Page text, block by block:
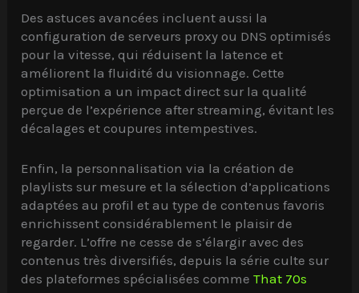
Des astuces avancées incluent aussi la
configuration de serveurs proxy ou DNS optimisés
pour la vitesse, qui réduisent la latence et
améliorent la fluidité du visionnage. Cette
optimisation a un impact direct sur la qualité
perçue de l’expérience after streaming, évitant les
décalages et coupures intempestives.
Enfin, la personnalisation via la création de
playlists sur mesure et la sélection d’applications
adaptées au profil et au type de contenus favoris
enrichissent considérablement le plaisir de
regarder. L’offre ne cesse de s’élargir avec des
contenus très diversifiés, depuis la série culte sur
des plateformes spécialisées commeThat 70s